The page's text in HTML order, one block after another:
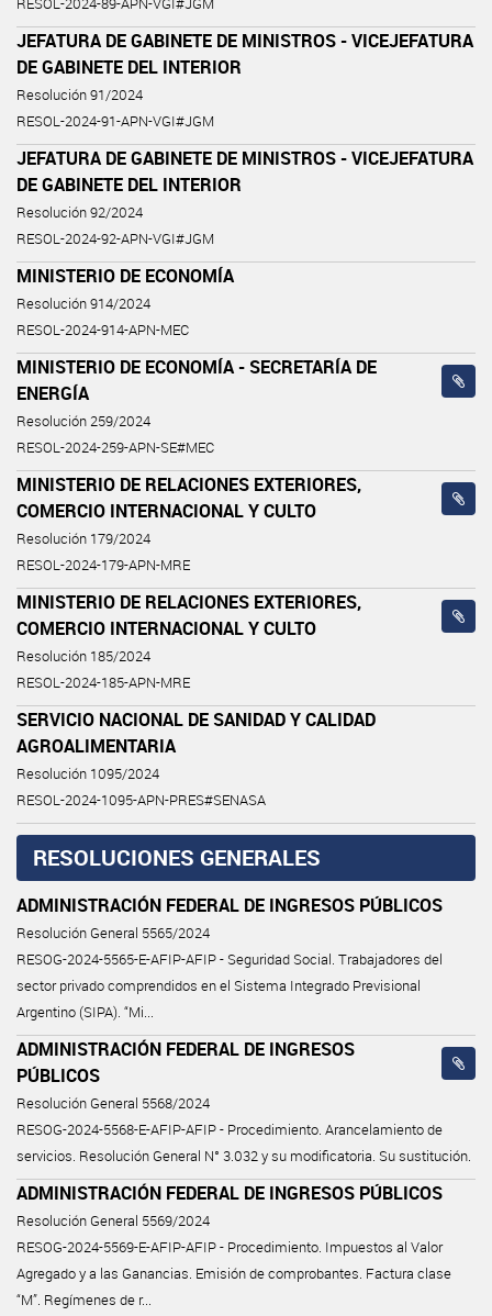
JEFATURA DE GABINETE DE MINISTROS - VICEJEFATURA
DE GABINETE DEL INTERIOR
Resolución 91/2024
RESOL-2024-91-APN-VGI#JGM
JEFATURA DE GABINETE DE MINISTROS - VICEJEFATURA
DE GABINETE DEL INTERIOR
Resolución 92/2024
RESOL-2024-92-APN-VGI#JGM
MINISTERIO DE ECONOMÍA
Resolución 914/2024
RESOL-2024-914-APN-MEC
MINISTERIO DE ECONOMÍA - SECRETARÍA DE
ENERGÍA
Resolución 259/2024
RESOL-2024-259-APN-SE#MEC
MINISTERIO DE RELACIONES EXTERIORES,
COMERCIO INTERNACIONAL Y CULTO
Resolución 179/2024
RESOL-2024-179-APN-MRE
MINISTERIO DE RELACIONES EXTERIORES,
COMERCIO INTERNACIONAL Y CULTO
Resolución 185/2024
RESOL-2024-185-APN-MRE
SERVICIO NACIONAL DE SANIDAD Y CALIDAD
AGROALIMENTARIA
Resolución 1095/2024
RESOL-2024-1095-APN-PRES#SENASA
RESOLUCIONES GENERALES
ADMINISTRACIÓN FEDERAL DE INGRESOS PÚBLICOS
Resolución General 5565/2024
RESOG-2024-5565-E-AFIP-AFIP - Seguridad Social. Trabajadores del
sector privado comprendidos en el Sistema Integrado Previsional
Argentino (SIPA). “Mi...
ADMINISTRACIÓN FEDERAL DE INGRESOS
PÚBLICOS
Resolución General 5568/2024
RESOG-2024-5568-E-AFIP-AFIP - Procedimiento. Arancelamiento de
servicios. Resolución General N° 3.032 y su modificatoria. Su sustitución.
ADMINISTRACIÓN FEDERAL DE INGRESOS PÚBLICOS
Resolución General 5569/2024
RESOG-2024-5569-E-AFIP-AFIP - Procedimiento. Impuestos al Valor
Agregado y a las Ganancias. Emisión de comprobantes. Factura clase
“M”. Regímenes de r...